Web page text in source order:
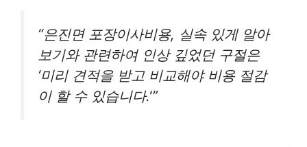
“은진면 포장이사비용, 실속 있게 알아
보기와 관련하여 인상 깊었던 구절은
‘미리 견적을 받고 비교해야 비용 절감
이 할 수 있습니다.'”